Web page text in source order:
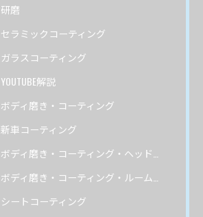
研磨
セラミックコーティング
ガラスコーティング
YOUTUBE解説
ボディ磨き・コーティング
新車コーティング
ボディ磨き・コーティング・ヘッドライトリペア
ボディ磨き・コーティング・ルームクリーニング
シートコーティング